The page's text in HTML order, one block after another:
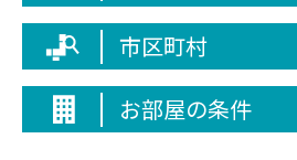
市区町村
お部屋の条件